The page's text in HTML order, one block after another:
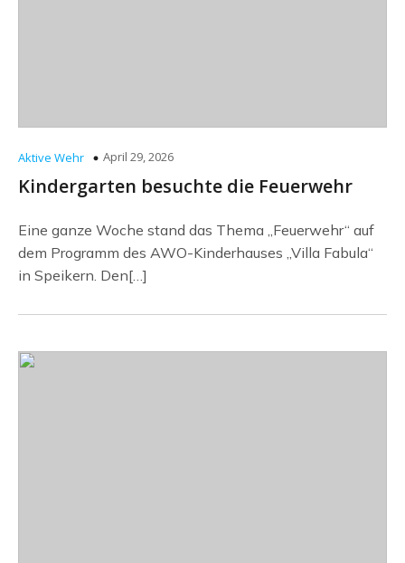
Aktive Wehr April 29, 2026
Kindergarten besuchte die Feuerwehr
Eine ganze Woche stand das Thema „Feuerwehr“ auf
dem Programm des AWO-Kinderhauses „Villa Fabula“
in Speikern. Den[…]